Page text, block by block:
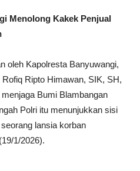
Menolong Kakek Penjual
oleh Kapolresta Banyuwangi,
Ripto Himawan, SIK, SH,
Bumi Blambangan
Polri itu menunjukkan sisi
lansia korban
1/2026).